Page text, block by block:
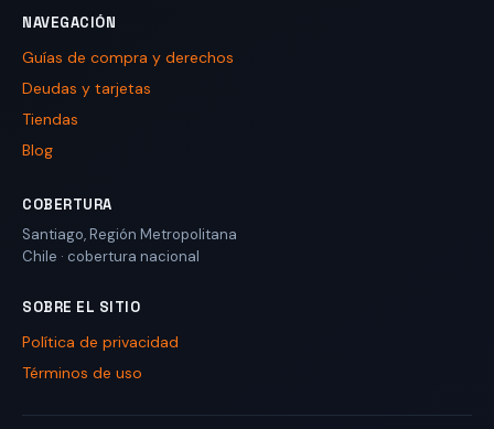
NAVEGACIÓN
Guías de compra y derechos
Deudas y tarjetas
Tiendas
Blog
COBERTURA
Santiago,Región Metropolitana
Chile · cobertura nacional
SOBRE EL SITIO
Política de privacidad
Términos de uso